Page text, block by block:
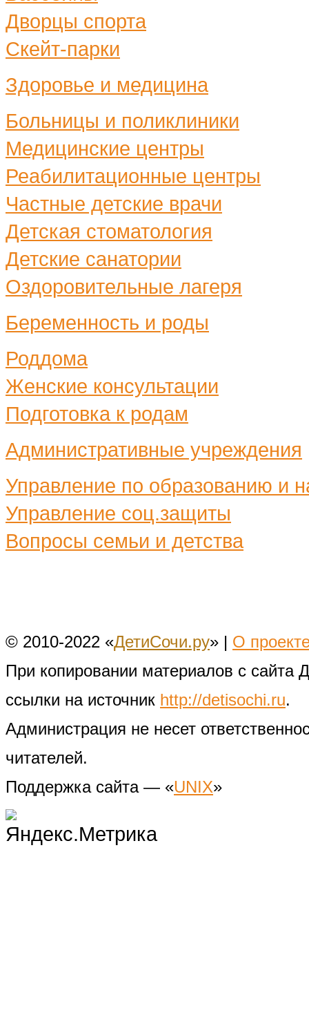
Дворцы спорта
Скейт-парки
Здоровье и медицина
Больницы и поликлиники
Медицинские центры
Реабилитационные центры
Частные детские врачи
Детская стоматология
Детские санатории
Оздоровительные лагеря
Беременность и роды
Роддома
Женские консультации
Подготовка к родам
Административные учреждения
Управление по образованию и
Управление соц.защиты
Вопросы семьи и детства
© 2010-2022 «ДетиСочи.ру» | О
При копировании материалов с сайта
ссылки на источник http://detisochi.ru.
Администрация не несет
читателей.
Поддержка сайта — «UNIX»